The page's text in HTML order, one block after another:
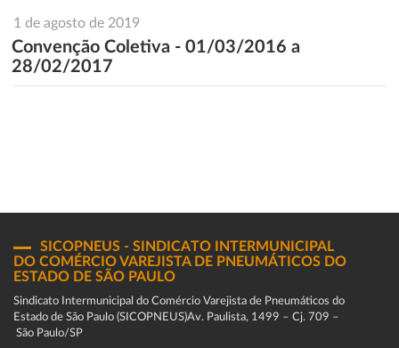
1 de agosto de 2019
Convenção Coletiva - 01/03/2016 a
28/02/2017
SICOPNEUS - SINDICATO INTERMUNICIPAL
DO COMÉRCIO VAREJISTA DE PNEUMÁTICOS DO
ESTADO DE SÃO PAULO
Sindicato Intermunicipal do Comércio Varejista de Pneumáticos do
Estado de São Paulo (SICOPNEUS)Av. Paulista, 1499 – Cj. 709 –
São Paulo/SP